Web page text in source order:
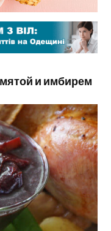
и имбирем